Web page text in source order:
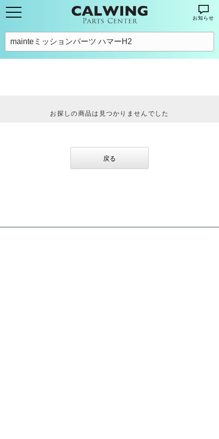
お知らせ
お探しの商品は見つかりませんでした
戻る